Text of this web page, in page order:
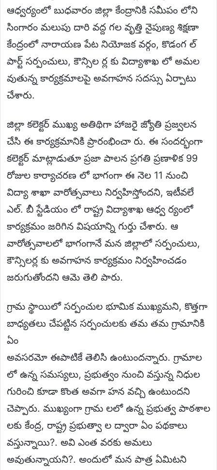
ఆధ్వర్యంలో బుధవారం జిల్లా కేంద్రానికి సమీపం లోని
సింగారం మలుపు దారి వద్ద గల వృత్తి నైపుణ్య శిక్షణా
కేంద్రంలో నారాయణ పేట నియోజక వర్గం, కొడంగ ల్
పార్ట్ సర్పంచులు, కౌన్సిల ర్ల కు విద్యాశాఖ లో అమల
వుతున్న కార్యక్రమాలపై అవగాహన సదస్సు ఏర్పాటు
చేశారు.
జిల్లా కలెక్టర్ ముఖ్య అతిథిగా హాజరై జ్యోతి ప్రజ్వలన
చేసి ఈ కార్యక్రమానికి ప్రారంభించా రు. ఈ సందర్భంగా
కలెక్టర్ మాట్లాడుతూ ప్రజా పాలన ప్రగతి ప్రణాళిక 99
రోజుల కార్యాచరణ లో భాగంగా ఈ నెల 11 నుంచి
విద్యా శాఖా వారోత్సవాలు నిర్వహిస్తోందని, ఇటీవలే
ఎల్. బీ స్టేడియం లో రాష్ట్ర విద్యాశాఖ ఆధ్వ ర్యంలో
కార్యక్రమం జరిగిన విషయాన్ని గుర్తు చేశారు. ఆ
వారోత్సవాలలో భాగంగానే మన జిల్లాలో సర్పంచులు,
కౌన్సిలర్ల కు అవగాహన కార్యక్రమం నిర్వహించడం
జరుగుతోందని ఆమె తెలి పారు.
గ్రామ స్థాయిలో సర్పంచుల భూమిక ముఖ్యమని, కొత్తగా
బాధ్యతలు చేపట్టిన సర్పంచులకు తమ తమ గ్రామానికి
ఏం
అవసరమో ఈపాటికే తెలిసి ఉంటుందన్నారు. గ్రామాల
లో ఉన్న సమస్యలు, ప్రభుత్వం నుంచి వస్తున్న నిధుల
గురించి కూడా కొంత అవగా హన వచ్చి ఉంటుందని
చెప్పారు. ముఖ్యంగా గ్రామ లలో ఉన్న ప్రభుత్వ పాఠశాల
లకు కేంద్ర, రాష్ట్ర ప్రభుత్వా ల ద్వారా ఏం పథకాలు
వస్తున్నాయి?. అవి ఎంత వరకు అమలు
అవుతున్నాయని?. అందులో మన పాత్ర ఏమిటని